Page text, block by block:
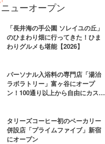
ニューオープン
「長井海の手公園 ソレイユの丘」
のひまわり畑に行ってきた！ひま
わりグルメも堪能【2026】
パーソナル入浴料の専門店「湯治
ラボラトリー」富ヶ谷にオープ
ン！100通り以上から自由にカスタ
タリーズコーヒー初のベーカリー
併設店「プライムファイブ」新宿
にオープン